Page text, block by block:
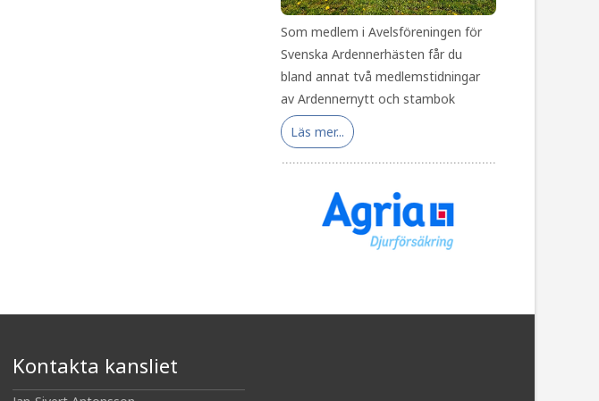
Som medlem i Avelsföreningen för
Svenska Ardennerhästen får du
bland annat två medlemstidningar
av Ardennernytt och stambok
Läs mer...
Kontakta kansliet